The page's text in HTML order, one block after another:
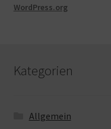
WordPress.org
Kategorien
Allgemein